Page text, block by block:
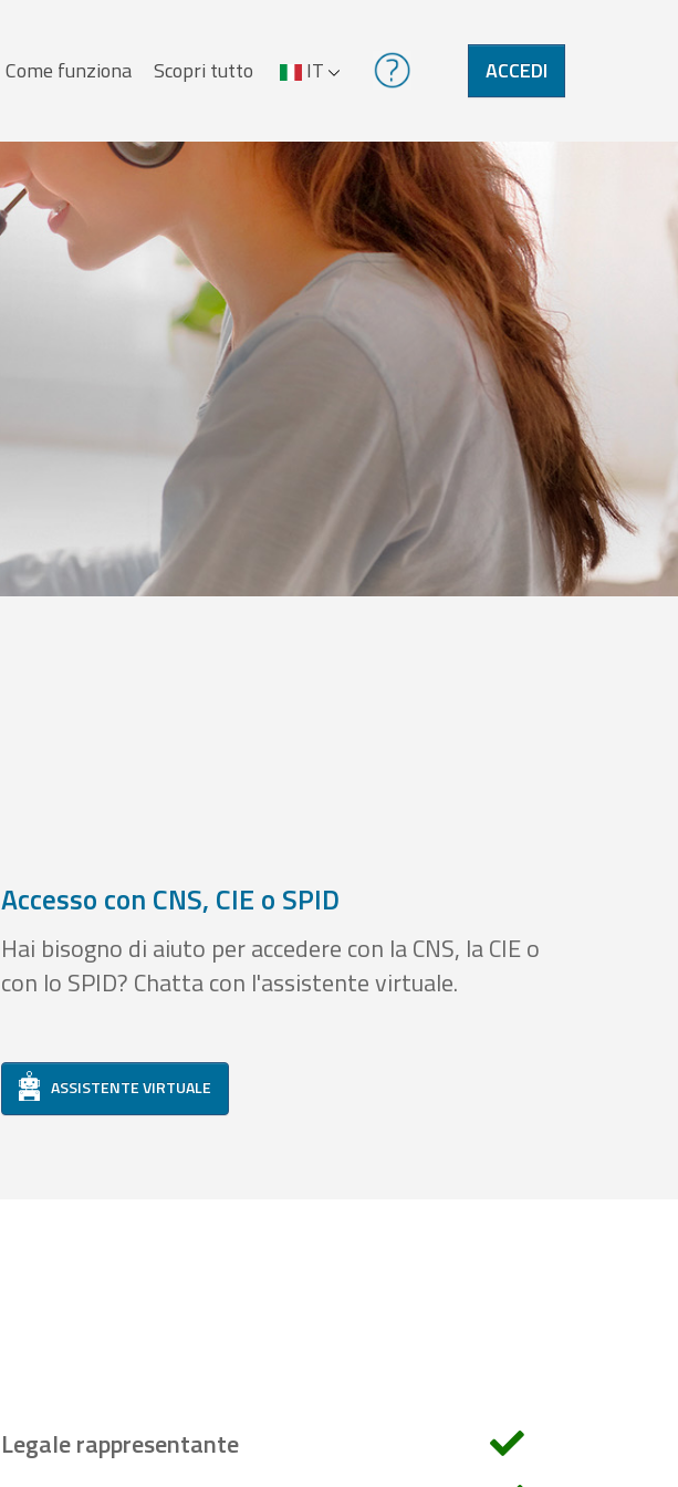
Menu
Come funziona Scopri tutto IT ACCEDI
Accesso con CNS, CIE o SPID
Hai bisogno di aiuto per accedere con la CNS, la CIE o
con lo SPID? Chatta con l'assistente virtuale.
ASSISTENTE VIRTUALE
Legale rappresentante